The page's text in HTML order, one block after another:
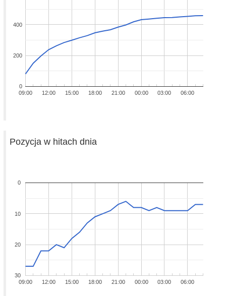
09:00 12:00 15:00 18:00 21:00 00:00 03:00 06:00
0
200
400
Pozycja w hitach dnia
09:00 12:00 15:00 18:00 21:00 00:00 03:00 06:00
0
10
20
30